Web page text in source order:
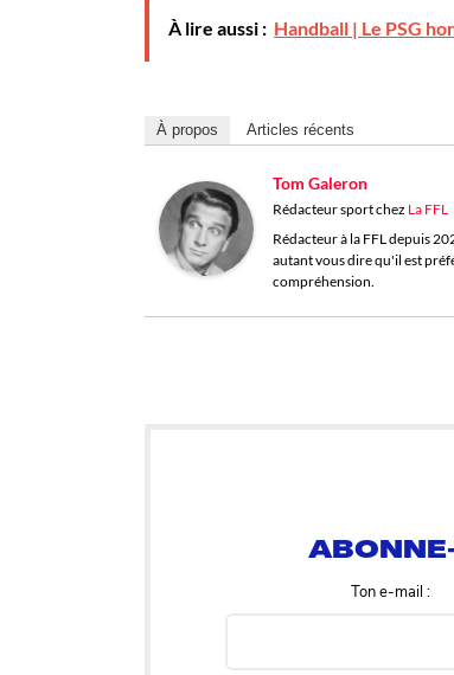
À lire aussi : Handball | Le PSG
À propos Articles récents
Tom Galeron
Rédacteur sportchez La FFL
Rédacteur à la FFL depuis
autant vous dire qu'il est
compréhension.
Ton e-mail :